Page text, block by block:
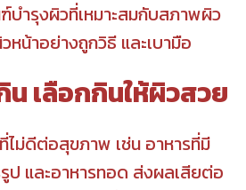
ำรุงผิวที่เหมาะสมกับสภาพผิว
หน้าอย่างถูกวิธี และเบามือ
น เลือกกินให้ผิวสวย
ไม่ดีต่อสุขภาพ เช่น อาหารที่มี
ป และอาหารทอด ส่งผลเสียต่อ